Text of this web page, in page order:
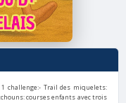
challenge:- Trail des miquelets:
courses enfants avec trois